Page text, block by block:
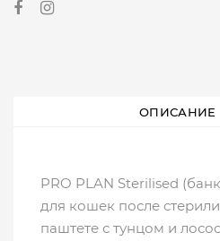
ОПИСАНИЕ
PRO PLAN Sterilised
для кошек после
паштете с тунцом и